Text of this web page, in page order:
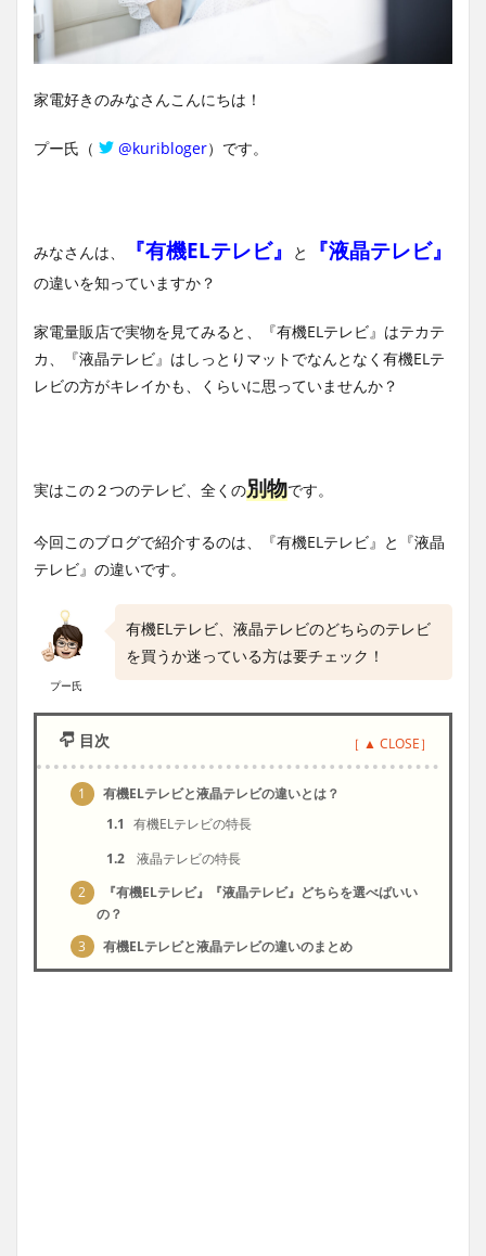
家電好きのみなさんこんにちは！
プー氏（ @kuribloger）です。
みなさんは、 『有機ELテレビ』 と 『液晶テレビ』
の違いを知っていますか？
家電量販店で実物を見てみると、『有機ELテレビ』はテカテ
カ、『液晶テレビ』はしっとりマットでなんとなく有機ELテ
レビの方がキレイかも、くらいに思っていませんか？
実はこの２つのテレビ、全くの別物です。
今回このブログで紹介するのは、『有機ELテレビ』と『液晶
テレビ』の違いです。
プー氏
有機ELテレビ、液晶テレビのどちらのテレビ
を買うか迷っている方は要チェック！
目次
1
有機ELテレビと液晶テレビの違いとは？
1.1 有機ELテレビの特長
1.2
液晶テレビの特長
2
『有機ELテレビ』『液晶テレビ』どちらを選べばいい
の？
3
有機ELテレビと液晶テレビの違いのまとめ